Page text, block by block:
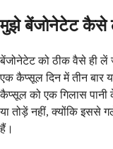
मुझे बेंजोनेटेट कैसे
बेंजोनेटेट को ठीक वैसे ही लें
एक कैप्सूल दिन में तीन बार
कैप्सूल को एक गिलास
या तोड़ें नहीं, क्योंकि इससे
हैं।